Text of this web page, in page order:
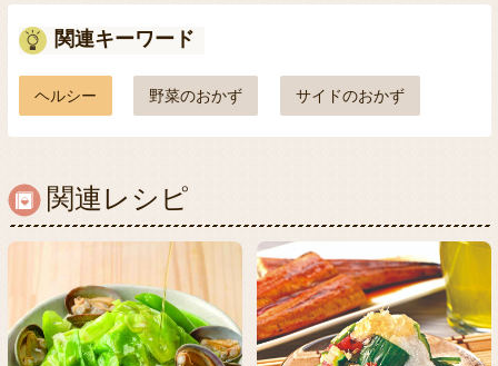
関連キーワード
ヘルシー 野菜のおかず サイドのおかず
関連レシピ